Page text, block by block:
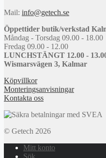
Mail: info@getech.se
Öppettider butik/verkstad
Måndag - Torsdag 09.00 - 18.00
Fredag 09.00 - 12.00
LUNCHSTÄNGT 12.00 -
Wismarsvägen 3, Kalmar
Köpvillkor
Monteringsanvisningar
Kontakta oss
© Getech 2026
Mitt konto